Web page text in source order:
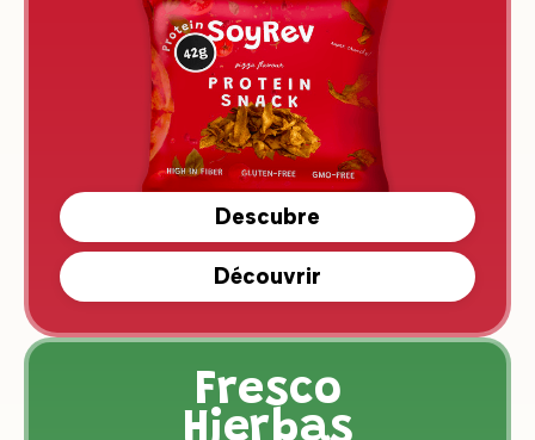
Descubre
Découvrir
Fresco
Hierbas